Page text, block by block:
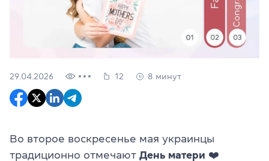
29.04.2026 12 8 минут
Во второе воскресенье мая украинцы
традиционно отмечают День матери ❤️